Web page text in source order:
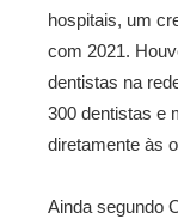
hospitais, um
com 2021.
dentistas na
300 dentistas e
diretamente às
Ainda segundo